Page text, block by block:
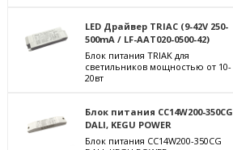
LED Драйвер TRIAC (9-42V 250-
500mA / LF-AAT020-0500-42)
Блок питания TRIAK для
светильников мощностью от 10-
20вт
Блок питания CC14W200-350CG
DALI, KEGU POWER
Блок питания CC14W200-350CG